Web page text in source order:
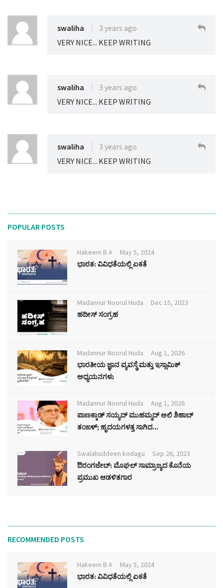
swaliha
3 years ago
VERY NICE... KEEP WRITING
swaliha
3 years ago
VERY NICE... KEEP WRITING
swaliha
3 years ago
VERY NICE... KEEP WRITING
POPULAR POSTS
Hakeem B A
May 5, 2024
ಭಾರತ: ವಿವಿಧತೆಯಲ್ಲಿ ಏಕತೆ
Madannur Noorul Huda
Dec 15, 2023
ಹದೀಸ್ ಸಂಗ್ರಹ
Madannur Noorul Huda
Aug 1, 2026
ಭಾರತೀಯ ಜ್ಞಾನ ವ್ಯವಸ್ಥೆ ಮತ್ತು ಇಸ್ಲಾಮಿಕ್
ಅಧ್ಯಯನಗಳು
Madannur Noorul Huda
Aug 1, 2026
ಪಾಣಕ್ಕಾಡ್ ಸಯ್ಯದ್ ಮುಹಮ್ಮದ್ ಅಲಿ ಶಿಹಾಬ್
ತಂಙಳ್; ಹೃದಯಗಳತ್ತ ಸಾಗಿದ...
Swalahuddeen kodagu
Sep 26, 2023
ಔರಂಗಜೇಬ್: ಮೊಘಲ್ ಸಾಮ್ರಾಜ್ಯದ ಕೊನೆಯ
ಪ್ರಮುಖ ಆಡಳಿತಗಾರ
RECOMMENDED POSTS
Hakeem B A
May 5, 2024
ಭಾರತ: ವಿವಿಧತೆಯಲ್ಲಿ ಏಕತೆ